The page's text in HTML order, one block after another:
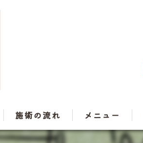
施術の流れ メニュー